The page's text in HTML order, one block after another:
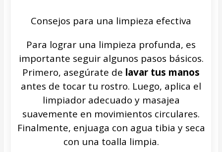
Consejos para una limpieza efectiva
Para lograr una limpieza profunda, es
importante seguir algunos pasos básicos.
Primero, asegúrate de lavar tus manos
antes de tocar tu rostro. Luego, aplica el
limpiador adecuado y masajea
suavemente en movimientos circulares.
Finalmente, enjuaga con agua tibia y seca
con una toalla limpia.